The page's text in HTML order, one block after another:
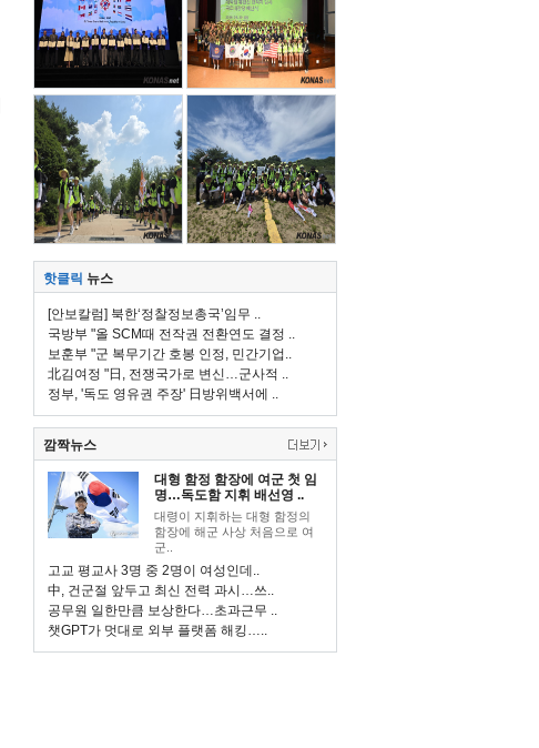
핫클릭 뉴스
[안보칼럼] 북한‘정찰정보총국’임무 ..
국방부 "올 SCM때 전작권 전환연도 결정 ..
보훈부 "군 복무기간 호봉 인정, 민간기업..
北김여정 "日, 전쟁국가로 변신…군사적 ..
정부, '독도 영유권 주장' 日방위백서에 ..
깜짝뉴스
대형 함정 함장에 여군 첫 임
명…독도함 지휘 배선영 ..
대령이 지휘하는 대형 함정의
함장에 해군 사상 처음으로 여
군..
고교 평교사 3명 중 2명이 여성인데..
中, 건군절 앞두고 최신 전력 과시…쓰..
공무원 일한만큼 보상한다…초과근무 ..
챗GPT가 멋대로 외부 플랫폼 해킹…..